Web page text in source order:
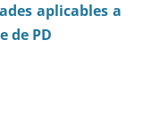
aplicables a
de PD